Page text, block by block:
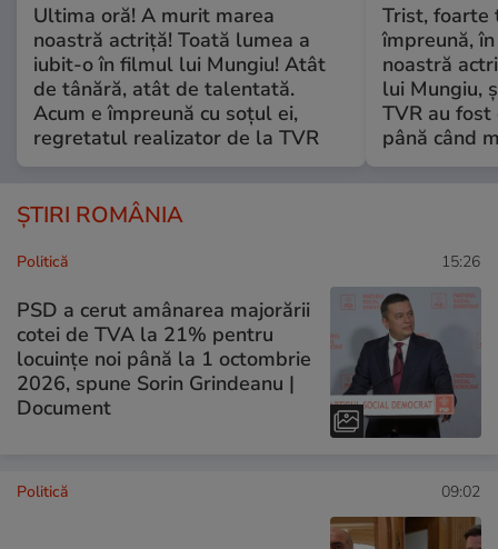
Ultima oră! A murit marea
noastră actriță! Toată lumea a
iubit-o în filmul lui Mungiu! Atât
de tânără, atât de talentată.
Acum e împreună cu soțul ei,
regretatul realizator de la TVR
Trist, foarte
împreună,
noastră
lui Mungiu,
TVR au
până când
ȘTIRI ROMÂNIA
Politică 15:26
PSD a cerut amânarea majorării
cotei de TVA la 21% pentru
locuințe noi până la 1 octombrie
2026, spune Sorin Grindeanu |
Document
Politică 09:02